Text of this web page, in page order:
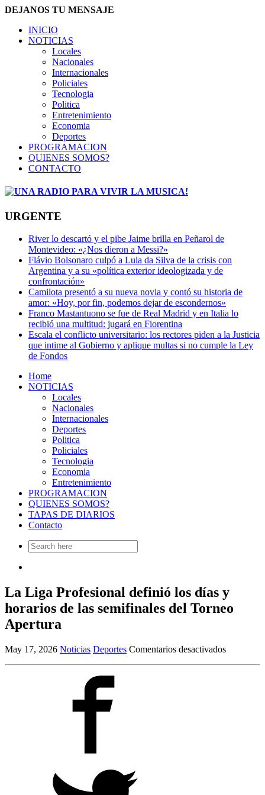
DEJANOS TU MENSAJE
INICIO
NOTICIAS
Locales
Nacionales
Internacionales
Policiales
Tecnologia
Politica
Entretenimiento
Economia
Deportes
PROGRAMACION
QUIENES SOMOS?
CONTACTO
URGENTE
River lo descartó y el pibe Jaime brilla en Peñarol de
Montevideo: «¿Nos dieron a Messi?»
Flávio Bolsonaro culpó a Lula da Silva de la crisis con
Argentina y a su «política exterior ideologizada y de
confrontación»
Camilota presentó a su nueva novia y contó su historia de
amor: «Hoy, por fin, podemos dejar de escondernos»
Franco Mastantuono se fue de Real Madrid y en Italia lo
recibió una multitud: jugará en Fiorentina
Escala el conflicto universitario: los rectores piden a la Justicia
que intime al Gobierno y aplique multas si no cumple la Ley
de Fondos
Home
NOTICIAS
Locales
Nacionales
Internacionales
Deportes
Politica
Policiales
Tecnologia
Economia
Entretenimiento
PROGRAMACION
QUIENES SOMOS?
TAPAS DE DIARIOS
Contacto
Search
for:
La Liga Profesional definió los días y
horarios de las semifinales del Torneo
Apertura
May 17, 2026 Noticias Deportes Comentarios desactivadosen